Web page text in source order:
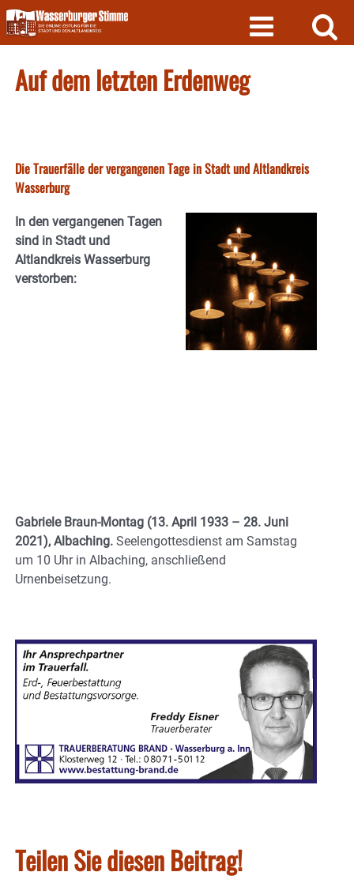
Skip
to
content
Auf dem letzten Erdenweg
Die Trauerfälle der vergangenen Tage in Stadt und Altlandkreis
Wasserburg
In den vergangenen Tagen
sind in Stadt und
Altlandkreis Wasserburg
verstorben:
Gabriele Braun-Montag (13. April 1933 – 28. Juni
2021), Albaching. Seelengottesdienst am Samstag
um 10 Uhr in Albaching, anschließend
Urnenbeisetzung.
Teilen Sie diesen Beitrag!